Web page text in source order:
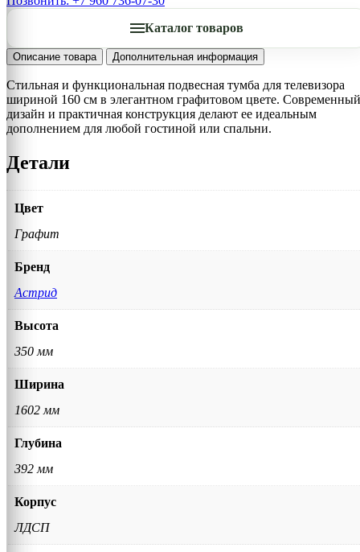
Каталог товаров
Описание товара Дополнительная информация
Стильная и функциональная подвесная тумба для телевизора
шириной 160 см в элегантном графитовом цвете. Современный
дизайн и практичная конструкция делают ее идеальным
дополнением для любой гостиной или спальни.
Детали
Цвет
Графит
Бренд
Астрид
Высота
350 мм
Ширина
1602 мм
Глубина
392 мм
Корпус
ЛДСП